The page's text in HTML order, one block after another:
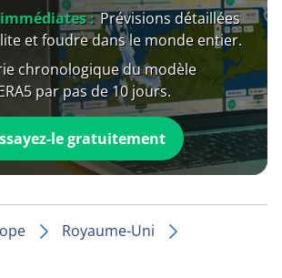
: Prévisions détaillées
et foudre dans le monde entier.
chronologique du modèle
par pas de 10 jours.
le gratuitement
Royaume-Uni